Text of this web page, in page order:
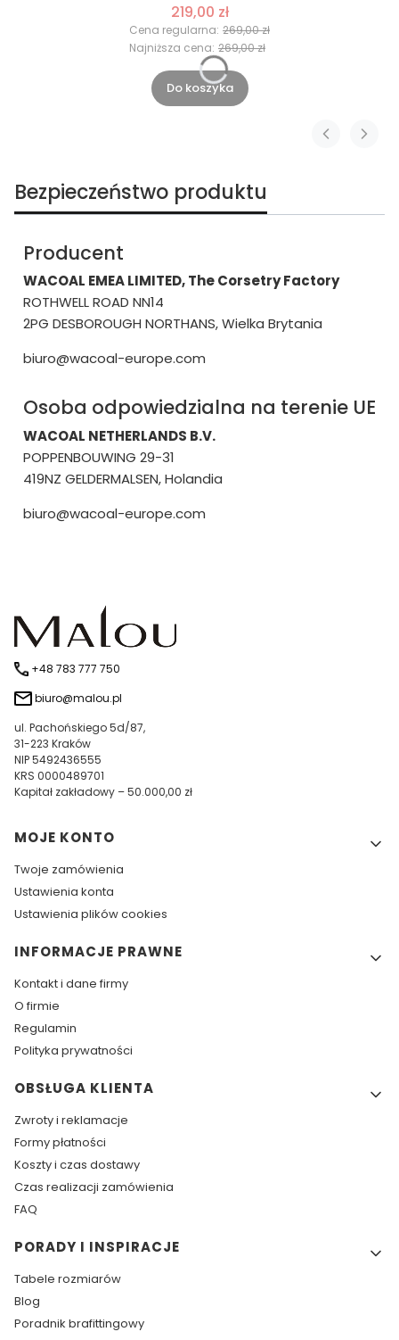
219,00 zł
Cena regularna: 269,00 zł
Najniższa cena: 269,00 zł
Do koszyka
Bezpieczeństwo produktu
Producent
WACOAL EMEA LIMITED, The Corsetry Factory
ROTHWELL ROAD NN14
2PG DESBOROUGH NORTHANS, Wielka Brytania
biuro@wacoal-europe.com
Osoba odpowiedzialna na terenie UE
WACOAL NETHERLANDS B.V.
POPPENBOUWING 29-31
419NZ GELDERMALSEN, Holandia
biuro@wacoal-europe.com
+48 783 777 750
biuro@malou.pl
ul. Pachońskiego 5d/87,
31-223 Kraków
NIP 5492436555
KRS 0000489701
Kapitał zakładowy – 50.000,00 zł
Linki w stopce
MOJE KONTO
Twoje zamówienia
Ustawienia konta
Ustawienia plików cookies
INFORMACJE PRAWNE
Kontakt i dane firmy
O firmie
Regulamin
Polityka prywatności
OBSŁUGA KLIENTA
Zwroty i reklamacje
Formy płatności
Koszty i czas dostawy
Czas realizacji zamówienia
FAQ
PORADY I INSPIRACJE
Tabele rozmiarów
Blog
Poradnik brafittingowy